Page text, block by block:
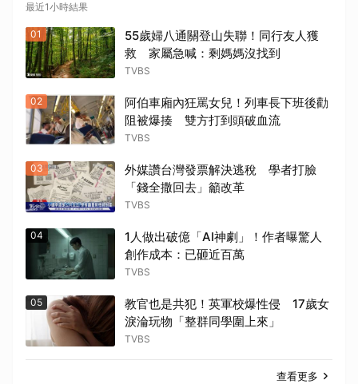
最近1小時結果
01
55歲婦八通關登山失聯！同行友人獲
救 家屬急喊：剩媽媽沒找到
TVBS
02
阿伯車廂內狂罵女兒！列車長下班後勸
阻被爆揍 雙方打到頭破血流
TVBS
03
外媒讚台灣發票解決逃稅 學者打臉
「錢全撒回去」籲改革
TVBS
04
1人做出破億「AI神劇」！作者曝驚人
創作成本：已砸近百萬
TVBS
05
教官也是共犯！英軍校爆性侵 17歲女
淚淪玩物「整群同學圍上來」
TVBS
查看更多